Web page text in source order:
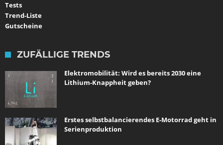
Tests
Trend-Liste
Gutscheine
ZUFÄLLIGE TRENDS
Elektromobilität: Wird es bereits 2030 eine
Lithium-Knappheit geben?
Erstes selbstbalancierendes E-Motorrad geht in
Serienproduktion